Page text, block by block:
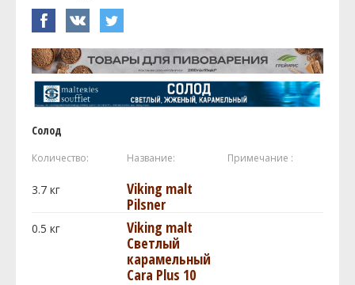
Солод
Количество: Название: Примечание :
3.7 кг
Viking malt
Pilsner
0.5 кг
Viking malt
Светлый
карамельный
Cara Plus 10